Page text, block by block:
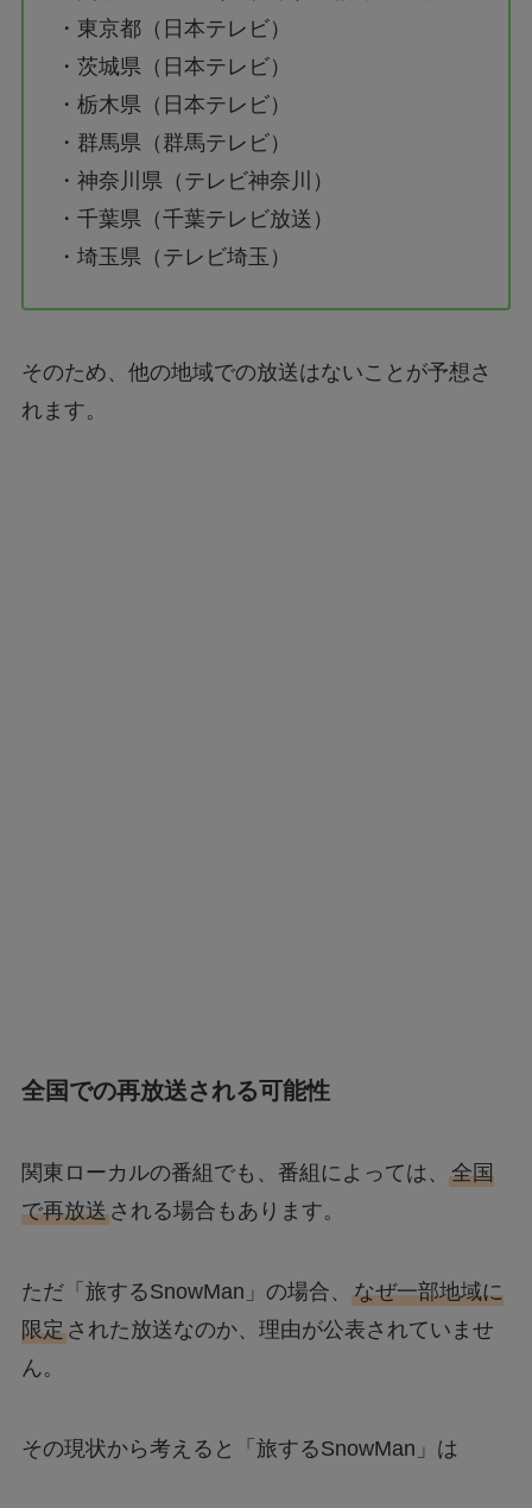
・東京都（日本テレビ）
・茨城県（日本テレビ）
・栃木県（日本テレビ）
・群馬県（群馬テレビ）
・神奈川県（テレビ神奈川）
・千葉県（千葉テレビ放送）
・埼玉県（テレビ埼玉）
そのため、他の地域での放送はないことが予想さ
れます。
全国での再放送される可能性
関東ローカルの番組でも、番組によっては、 全国
で再放送される場合もあります。
ただ「旅するSnowMan」の場合、 なぜ一部地域に
限定された放送なのか、理由が公表されていませ
ん。
その現状から考えると「旅するSnowMan」は